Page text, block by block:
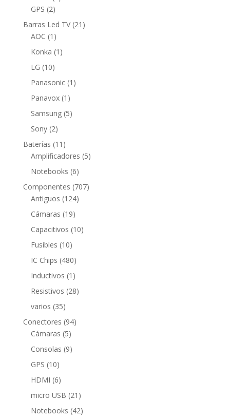
GPS 22
productos
Barras Led TV 21 21
AOC 1 1
producto
Konka 1 1
LG 1010
productos
Panasonic 1 1
Panavox 1 1
producto
Samsung 55
Sony 22
productos
Baterías 11 11
productos
Amplificadores 55
Notebooks 66
productos
Componentes 707707
Antiguos 124124
Cámaras 1919
productos
Capacitivos 1010
Fusibles 1010
productos
IC Chips 480480
productos
Inductivos 1 1
producto
Resistivos 2828
varios 3535
productos
Conectores 9494
Cámaras 55
productos
Consolas 99
GPS 1010
productos
HDMI 66
productos
micro USB 21 21
productos
Notebooks 4242